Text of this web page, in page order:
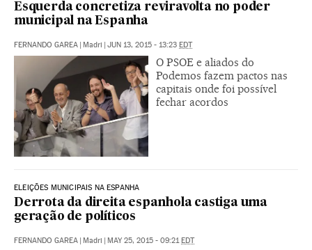
Esquerda concretiza reviravolta no poder
municipal na Espanha
FERNANDO GAREA | Madri | JUN 13, 2015 - 13:23 EDT
O PSOE e aliados do
Podemos fazem pactos nas
capitais onde foi possível
fechar acordos
ELEIÇÕES MUNICIPAIS NA ESPANHA
Derrota da direita espanhola castiga uma
geração de políticos
FERNANDO GAREA | Madri | MAY 25, 2015 - 09:21EDT